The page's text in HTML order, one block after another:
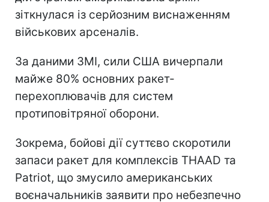
зіткнулася із серйозним виснаженням
військових арсеналів.
За даними ЗМІ, сили США вичерпали
майже 80% основних ракет-
перехоплювачів для систем
протиповітряної оборони.
Зокрема, бойові дії суттєво скоротили
запаси ракет для комплексів THAAD та
Patriot, що змусило американських
воєначальників заявити про небезпечно